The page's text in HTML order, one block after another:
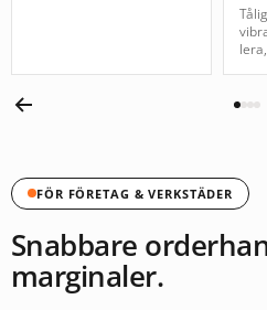
FÖR FÖRETAG & VERKSTÄDER
Snabbare
marginaler.